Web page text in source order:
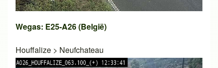
Wegas: E25-A26 (België)
Houffalize > Neufchateau